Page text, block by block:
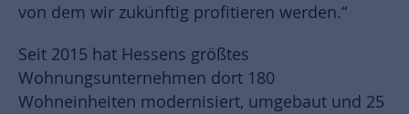
von dem wir zukünftig profitieren werden.“
Seit 2015 hat Hessens größtes
Wohnungsunternehmen dort 180
Wohneinheiten modernisiert, umgebaut und 25